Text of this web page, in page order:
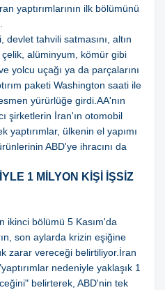
yaptırımlarının ilk bölümünü
devlet tahvili satmasını, altın
alüminyum, kömür gibi
yolcu uçağı ya da parçalarını
paketi Washington saati ile
yürürlüğe girdi.AA'nın
şirketlerin İran'ın otomobil
ülkenin el yapımı
ABD'ye ihracını da
1 MİLYON KİŞİ İŞSİZ
ikinci bölümü 5 Kasım'da
son aylarda krizin eşiğine
zarar vereceği belirtiliyor.İran
nedeniyle yaklaşık 1
belirterek, ABD'nin tek